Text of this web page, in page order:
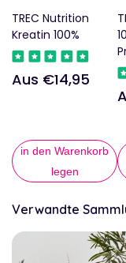
TREC Nutrition
Kreatin 100%
Regulärer
Aus €14,95
in den Warenkorb
legen
Verwandte